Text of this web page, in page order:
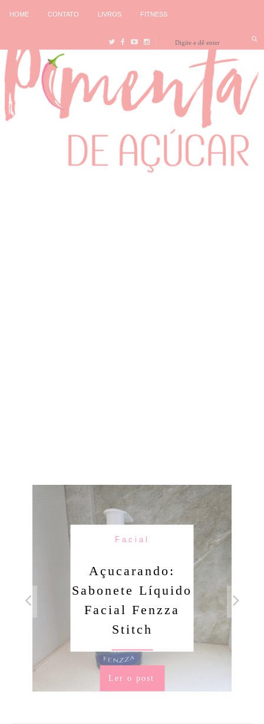
HOME CONTATO LIVROS FITNESS
Facial
Açucarando:
Sabonete Líquido
Facial Fenzza
Stitch
Ler o post